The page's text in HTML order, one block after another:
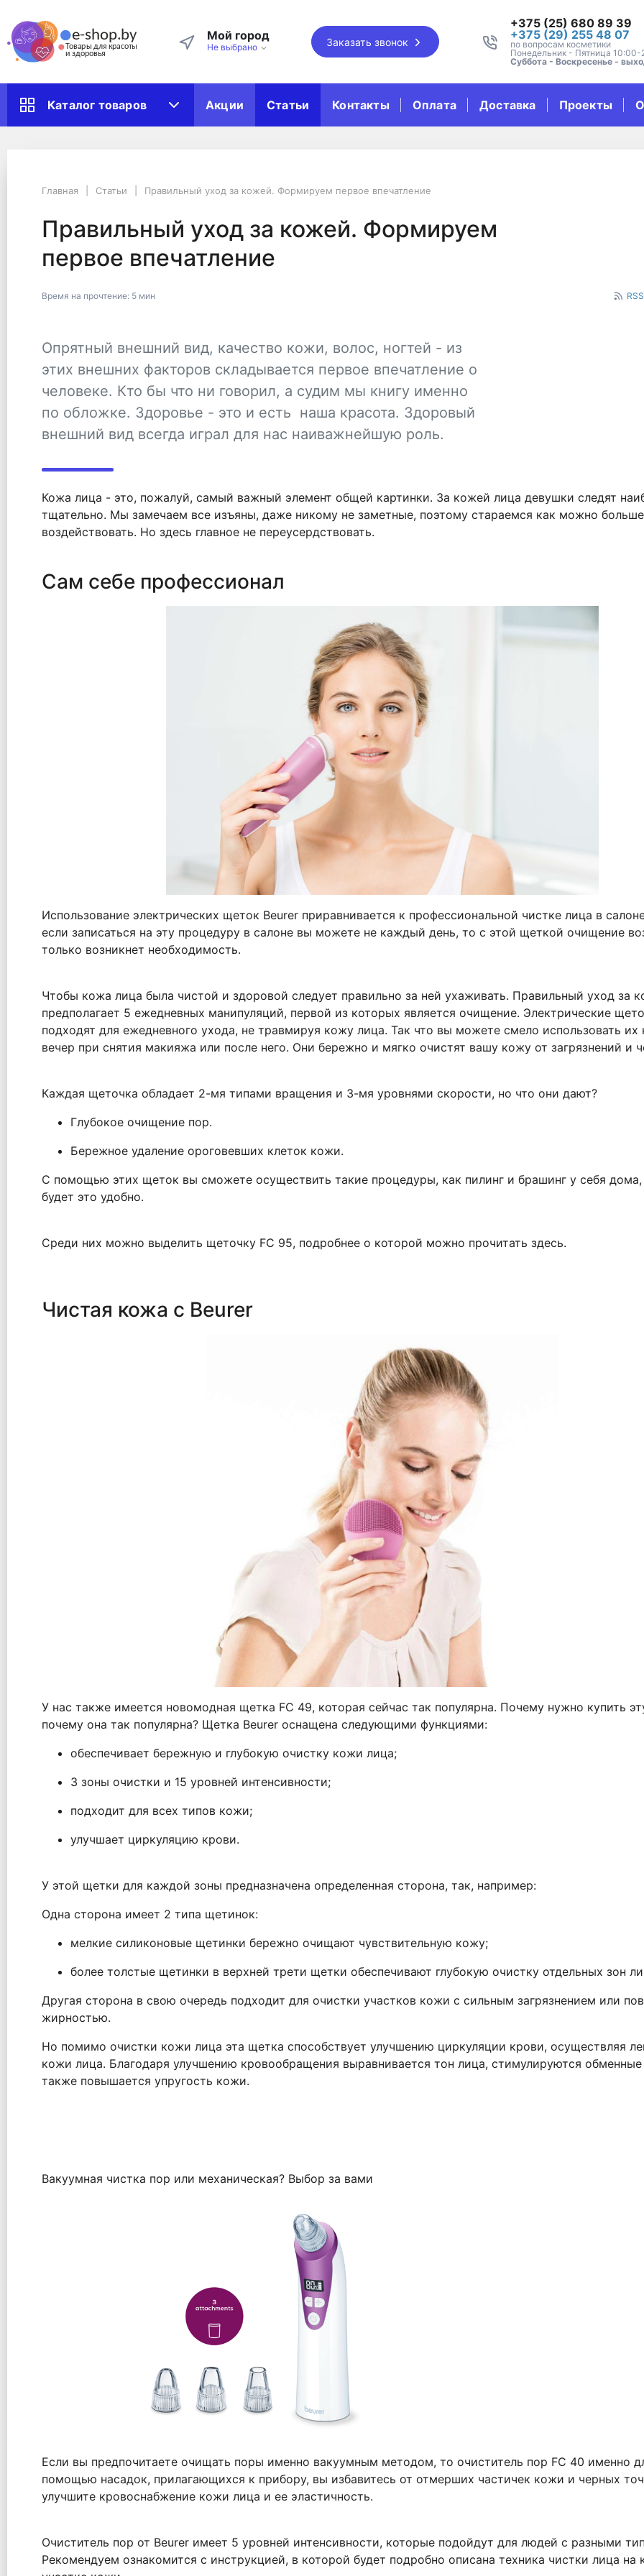
Мой город
Не выбрано Заказать звонок
+375 (25) 680 89 39
+375 (29) 255 48 07
по вопросам косметики
Понедельник - Пятница 10:00-
Суббота - Воскресенье -
Каталог товаров Акции Статьи Контакты Оплата Доставка Проекты
Правильный уход за кожей. Формируем первое впечатление
Правильный уход за кожей. Формируем
Главная Статьи Правильный уход за кожей. Формируем первое впечатление
Правильный уход за кожей. Формируем
первое впечатление
Время на прочтение: 5 мин RSS
Опрятный внешний вид, качество кожи, волос, ногтей - из
этих внешних факторов складывается первое впечатление о
человеке. Кто бы что ни говорил, а судим мы книгу именно
по обложке. Здоровье - это и есть наша красота. Здоровый
внешний вид всегда играл для нас наиважнейшую роль.
Кожа лица - это, пожалуй, самый важный элемент общей картинки. За кожей лица девушки следят
тщательно. Мы замечаем все изъяны, даже никому не заметные, поэтому стараемся как можно
воздействовать. Но здесь главное не переусердствовать.
Сам себе профессионал
Использование электрических щеток Beurer приравнивается к профессиональной чистке лица в
если записаться на эту процедуру в салоне вы можете не каждый день, то с этой щеткой очищение
только возникнет необходимость.
Чтобы кожа лица была чистой и здоровой следует правильно за ней ухаживать. Правильный уход за
предполагает 5 ежедневных манипуляций, первой из которых является очищение. Электрические
подходят для ежедневного ухода, не травмируя кожу лица. Так что вы можете смело использовать
вечер при снятия макияжа или после него. Они бережно и мягко очистят вашу кожу от загрязнений и
Каждая щеточка обладает 2-мя типами вращения и 3-мя уровнями скорости, но что они дают?
Глубокое очищение пор.
Бережное удаление ороговевших клеток кожи.
С помощью этих щеток вы сможете осуществить такие процедуры, как пилинг и брашинг у себя дома,
будет это удобно.
Среди них можно выделить щеточку FC 95, подробнее о которой можно прочитать здесь.
Чистая кожа с Beurer
У нас также имеется новомодная щетка FC 49, которая сейчас так популярна. Почему нужно купить
почему она так популярна? Щетка Beurer оснащена следующими функциями:
обеспечивает бережную и глубокую очистку кожи лица;
3 зоны очистки и 15 уровней интенсивности;
подходит для всех типов кожи;
улучшает циркуляцию крови.
У этой щетки для каждой зоны предназначена определенная сторона, так, например:
Одна сторона имеет 2 типа щетинок:
мелкие силиконовые щетинки бережно очищают чувствительную кожу;
более толстые щетинки в верхней трети щетки обеспечивают глубокую очистку отдельных зон
Другая сторона в свою очередь подходит для очистки участков кожи с сильным загрязнением или
жирностью.
Но помимо очистки кожи лица эта щетка способствует улучшению циркуляции крови, осуществляя
кожи лица. Благодаря улучшению кровообращения выравнивается тон лица, стимулируются
также повышается упругость кожи.
Вакуумная чистка пор или механическая? Выбор за вами
Если вы предпочитаете очищать поры именно вакуумным методом, то очиститель пор FC 40 именно
помощью насадок, прилагающихся к прибору, вы избавитесь от отмерших частичек кожи и черных
улучшите кровоснабжение кожи лица и ее эластичность.
Очиститель пор от Beurer имеет 5 уровней интенсивности, которые подойдут для людей с разными
Рекомендуем ознакомится с инструкцией, в которой будет подробно описана техника чистки лица на